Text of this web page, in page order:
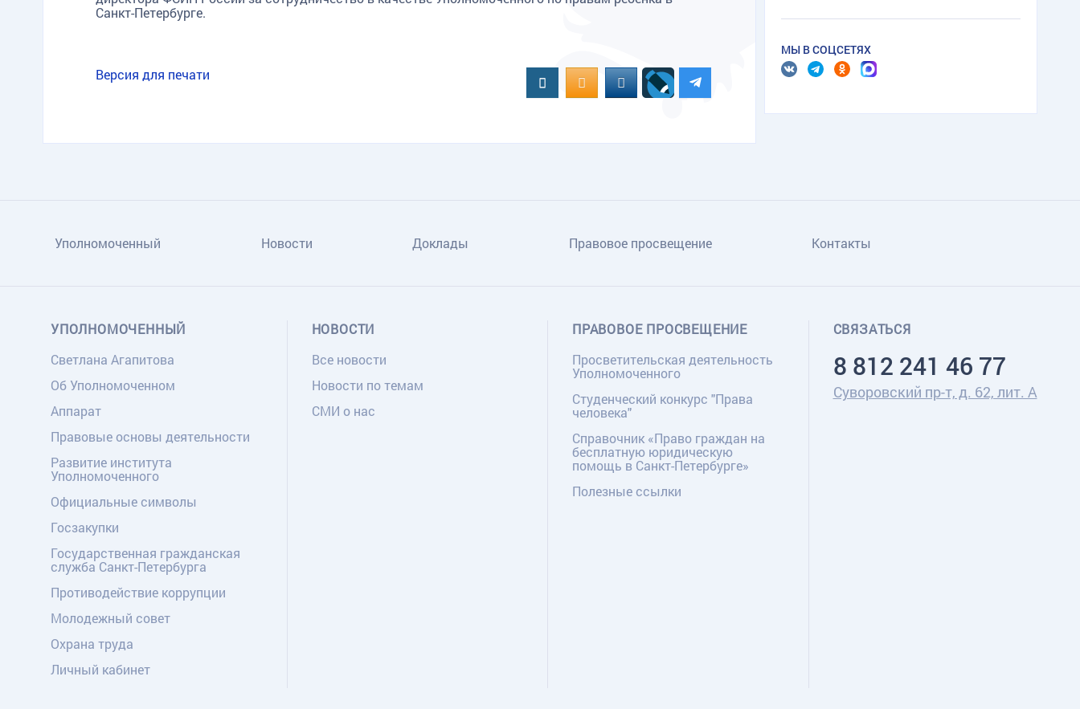
Санкт-Петербурге.
Версия для печати ВконтактеOK.RUMAIL.RU
МЫ В СОЦСЕТЯХ
Уполномоченный Новости Доклады Правовое просвещение Контакты
СВЯЗАТЬСЯ
8 812 241 46 77
Суворовский пр-т, д. 62, лит. А
УПОЛНОМОЧЕННЫЙ
Светлана Агапитова
Об Уполномоченном
Аппарат
Правовые основы деятельности
Развитие института
Уполномоченного
Официальные символы
Госзакупки
Государственная гражданская
служба Санкт-Петербурга
Противодействие коррупции
Молодежный совет
Охрана труда
Личный кабинет
НОВОСТИ
Все новости
Новости по темам
СМИ о нас
ПРАВОВОЕ ПРОСВЕЩЕНИЕ
Просветительская деятельность
Уполномоченного
Студенческий конкурс "Права
человека"
Справочник «Право граждан на
бесплатную юридическую
помощь в Санкт-Петербурге»
Полезные ссылки